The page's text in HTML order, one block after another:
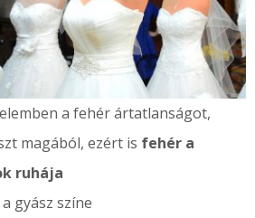
a fehér ártatlanságot,
magából, ezért is fehér a
ruhája
gyász színe